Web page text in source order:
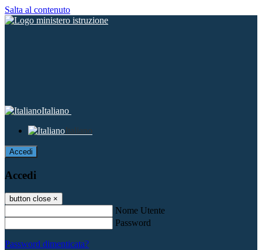
Salta al contenuto
Italiano
Italiano
Accedi
Accedi
button close ×
Nome Utente
Password
Password dimenticata?